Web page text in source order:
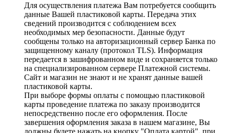
Для осуществления платежа Вам потребуется сообщить
данные Вашей пластиковой карты. Передача этих
сведений производится с соблюдением всех
необходимых мер безопасности. Данные будут
сообщены только на авторизационный сервер Банка по
защищенному каналу (протокол TLS). Информация
передается в зашифрованном виде и сохраняется только
на специализированном сервере Платежной системы.
Сайт и магазин не знают и не хранят данные вашей
пластиковой карты.
При выборе формы оплаты с помощью пластиковой
карты проведение платежа по заказу производится
непосредственно после его оформления. После
завершения оформления заказа в нашем магазине, Вы
должны будете нажать на кнопку "Оплата картой", при